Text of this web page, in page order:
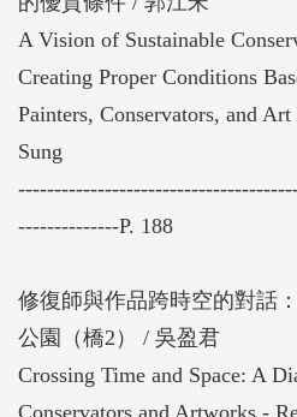
A Vision of Sustainable
Creating Proper Conditions
Painters, Conservators, and
Sung
--------------P. 188
修復師與作品跨時空的對話
公園（橋2） / 吳盈君
Crossing Time and Space: A